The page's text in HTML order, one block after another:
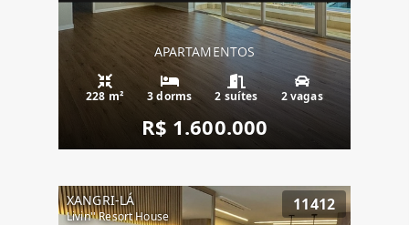
APARTAMENTOS
228 m² 3 dorms 2 suítes 2 vagas
R$ 1.600.000
XANGRI-LÁ
Livin'' Resort House
11412